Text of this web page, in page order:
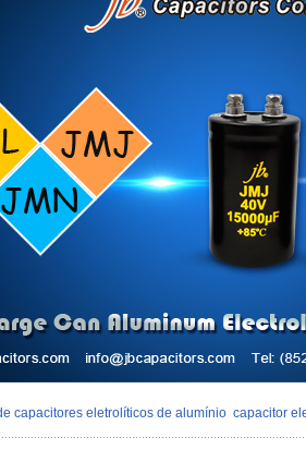
capacitores eletrolíticos de alumínio capacitor